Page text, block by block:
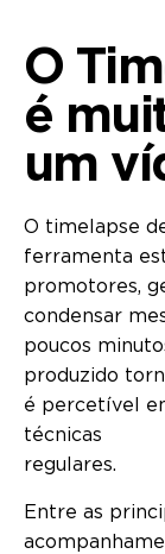
O
é
um
O timelapse
ferramenta
promotores,
condensar
poucos
produzido
é percetível
técnicas
Entre as